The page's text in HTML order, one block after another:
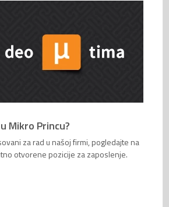
Mikro Princu?
za rad u našoj firmi, pogledajte na
otvorene pozicije za zaposlenje.